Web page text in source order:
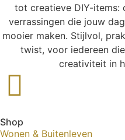
tot creatieve DIY-
verrassingen die jouw
mooier maken. Stijlvol,
twist, voor iedereen
creativiteit in
Shop
Wonen & Buitenleven